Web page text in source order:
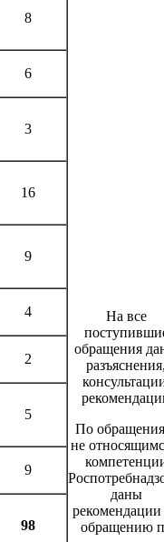
На все
обращения
По
не
даны
рекомендации
обращению
8
6
3
16
9
4
2
5
9
98